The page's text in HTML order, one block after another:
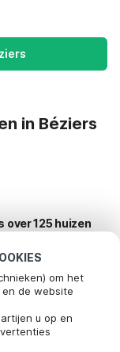
om het
de website
u op en
in Béziers
over 125 huizen
voor